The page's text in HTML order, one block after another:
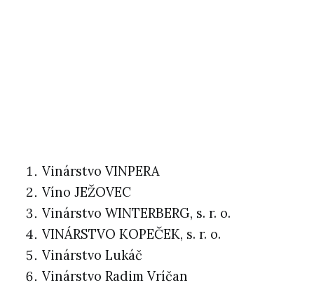
Vinárstvo VINPERA
Víno JEŽOVEC
Vinárstvo WINTERBERG, s. r. o.
VINÁRSTVO KOPEČEK, s. r. o.
Vinárstvo Lukáč
Vinárstvo Radim Vríčan